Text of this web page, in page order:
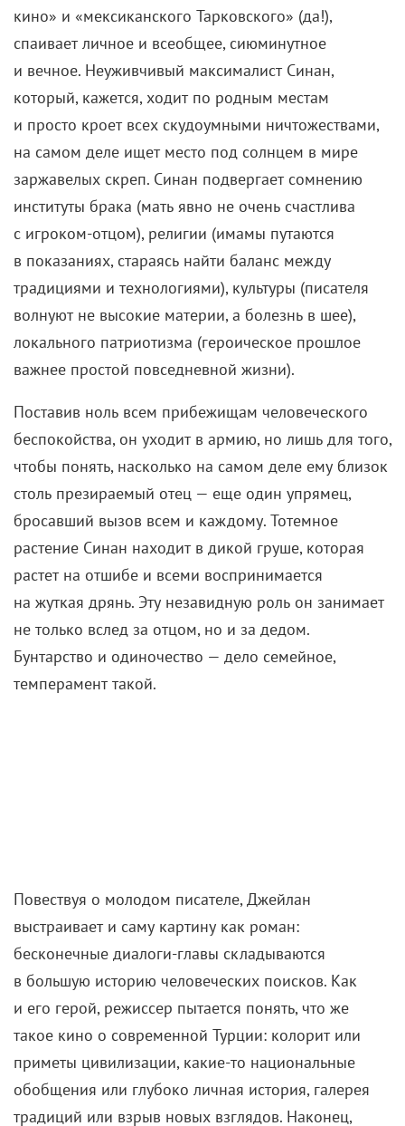
кино» и «мексиканского Тарковского» (да!),
спаивает личное и всеобщее, сиюминутное
и вечное. Неуживчивый максималист Синан,
который, кажется, ходит по родным местам
и просто кроет всех скудоумными ничтожествами,
на самом деле ищет место под солнцем в мире
заржавелых скреп. Синан подвергает сомнению
институты брака (мать явно не очень счастлива
с игроком-отцом), религии (имамы путаются
в показаниях, стараясь найти баланс между
традициями и технологиями), культуры (писателя
волнуют не высокие материи, а болезнь в шее),
локального патриотизма (героическое прошлое
важнее простой повседневной жизни).
Поставив ноль всем прибежищам человеческого
беспокойства, он уходит в армию, но лишь для того,
чтобы понять, насколько на самом деле ему близок
столь презираемый отец — еще один упрямец,
бросавший вызов всем и каждому. Тотемное
растение Синан находит в дикой груше, которая
растет на отшибе и всеми воспринимается
на жуткая дрянь. Эту незавидную роль он занимает
не только вслед за отцом, но и за дедом.
Бунтарство и одиночество — дело семейное,
темперамент такой.
Повествуя о молодом писателе, Джейлан
выстраивает и саму картину как роман:
бесконечные диалоги-главы складываются
в большую историю человеческих поисков. Как
и его герой, режиссер пытается понять, что же
такое кино о современной Турции: колорит или
приметы цивилизации, какие-то национальные
обобщения или глубоко личная история, галерея
традиций или взрыв новых взглядов. Наконец,